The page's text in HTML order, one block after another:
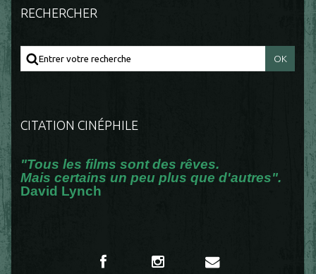
RECHERCHER
CITATION CINÉPHILE
"Tous les films sont des rêves.
Mais certains un peu plus que d'autres".
David Lynch